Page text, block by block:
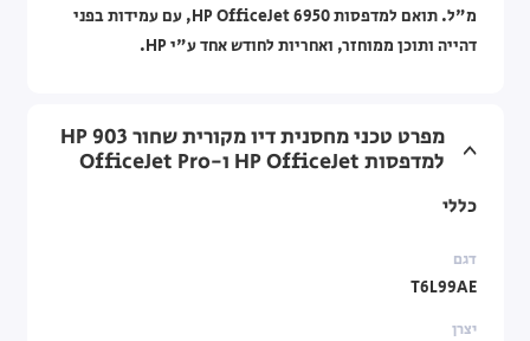
מ"ל. תואם למדפסות HP OfficeJet 6950, עם עמידות בפני
דהייה ותוכן ממוחזר, ואחריות לחודש אחד ע"י HP.
מפרט טכני מחסנית דיו מקורית שחור HP 903
למדפסות HP OfficeJet ו-OfficeJet Pro
כללי
דגם
T6L99AE
יצרן